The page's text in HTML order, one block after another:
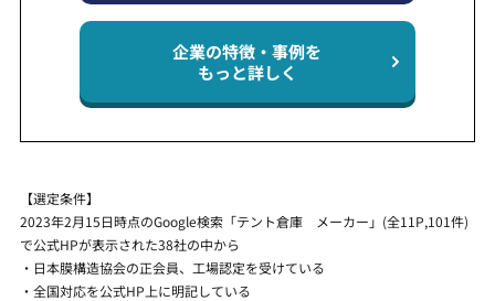
企業の特徴・事例を
もっと詳しく
【選定条件】
2023年2月15日時点のGoogle検索「テント倉庫 メーカー」(全11P,101件)
で公式HPが表示された38社の中から
・日本膜構造協会の正会員、工場認定を受けている
・全国対応を公式HP上に明記している